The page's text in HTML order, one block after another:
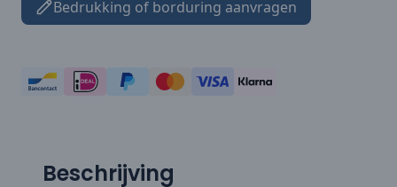
Bedrukking of borduring aanvragen
Beschrijving